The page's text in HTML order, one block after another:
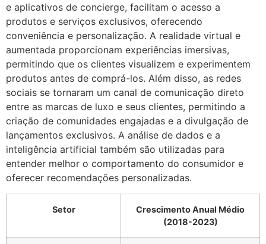
e aplicativos de concierge, facilitam o acesso a
produtos e serviços exclusivos, oferecendo
conveniência e personalização. A realidade virtual e
aumentada proporcionam experiências imersivas,
permitindo que os clientes visualizem e experimentem
produtos antes de comprá-los. Além disso, as redes
sociais se tornaram um canal de comunicação direto
entre as marcas de luxo e seus clientes, permitindo a
criação de comunidades engajadas e a divulgação de
lançamentos exclusivos. A análise de dados e a
inteligência artificial também são utilizadas para
entender melhor o comportamento do consumidor e
oferecer recomendações personalizadas.
Setor
Crescimento Anual Médio
(2018-2023)